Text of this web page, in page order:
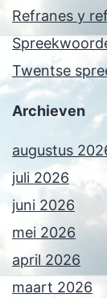
Refranes y
Twentse
Archieven
augustus
juli 2026
juni 2026
mei 2026
april 2026
maart 2026